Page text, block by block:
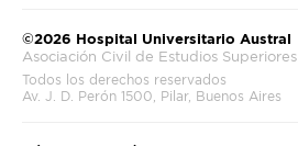
©2026 Hospital Universitario Austral
Asociación Civil de Estudios Superiores
Todos los derechos reservados
Av. J. D. Perón 1500, Pilar, Buenos Aires